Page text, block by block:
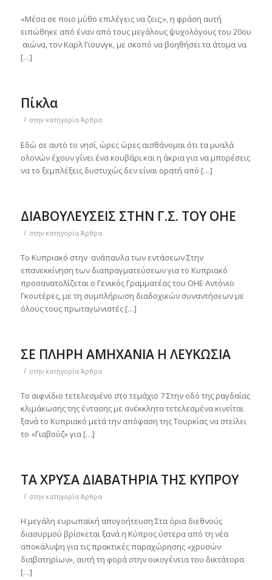
«Μέσα σε ποιο μύθο επιλέγεις να ζεις;», η φράση αυτή
ειπώθηκε από έναν από τους μεγάλους ψυχολόγους του 20ου
αιώνα, τον Καρλ Γιουνγκ, με σκοπό να βοηθήσει τα άτομα να
[…]
Πίκλα
/ στην κατηγορία Άρθρα
Εδώ σε αυτό το νησί, ώρες ώρες αισθάνομαι ότι τα μυαλά
ολονών έχουν γίνει ένα κουβάρι και η άκρια για να μπορέσεις
να το ξεμπλέξεις δυστυχώς δεν είναι ορατή από […]
ΔΙΑΒΟΥΛΕΥΣΕΙΣ ΣΤΗΝ Γ.Σ. ΤΟΥ ΟΗΕ
/ στην κατηγορία Άρθρα
Το Κυπριακό στην ανάπαυλα των εντάσεων Στην
επανεκκίνηση των διαπραγματεύσεων για το Κυπριακό
προσανατολίζεται ο Γενικός Γραμματέας του ΟΗΕ Αντόνιο
Γκουτέρες, με τη συμπλήρωση διαδοχικών συναντήσεων με
όλους τους πρωταγωνιστές […]
ΣΕ ΠΛΗΡΗ ΑΜΗΧΑΝΙΑ Η ΛΕΥΚΩΣΙΑ
/ στην κατηγορία Άρθρα
Το αιφνίδιο τετελεσμένο στο τεμάχιο 7 Στην οδό της ραγδαίας
κλιμάκωσης της έντασης με ανέκκλητα τετελεσμένα κινείται
ξανά το Κυπριακό μετά την απόφαση της Τουρκίας να στείλει
το «Γιαβούζ» για […]
ΤΑ ΧΡΥΣΑ ΔΙΑΒΑΤΗΡΙΑ ΤΗΣ ΚΥΠΡΟΥ
/ στην κατηγορία Άρθρα
Η μεγάλη ευρωπαϊκή απογοήτευση Στα όρια διεθνούς
διασυρμού βρίσκεται ξανά η Κύπρος ύστερα από τη νέα
αποκάλυψη για τις πρακτικές παραχώρησης «χρυσών
διαβατηρίων», αυτή τη φορά στην οικογένεια του δικτάτορα
[…]